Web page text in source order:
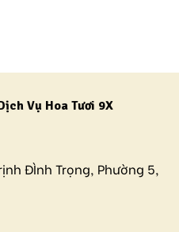
Vụ Hoa Tươi 9X
ĐÌnh Trọng, Phường 5,